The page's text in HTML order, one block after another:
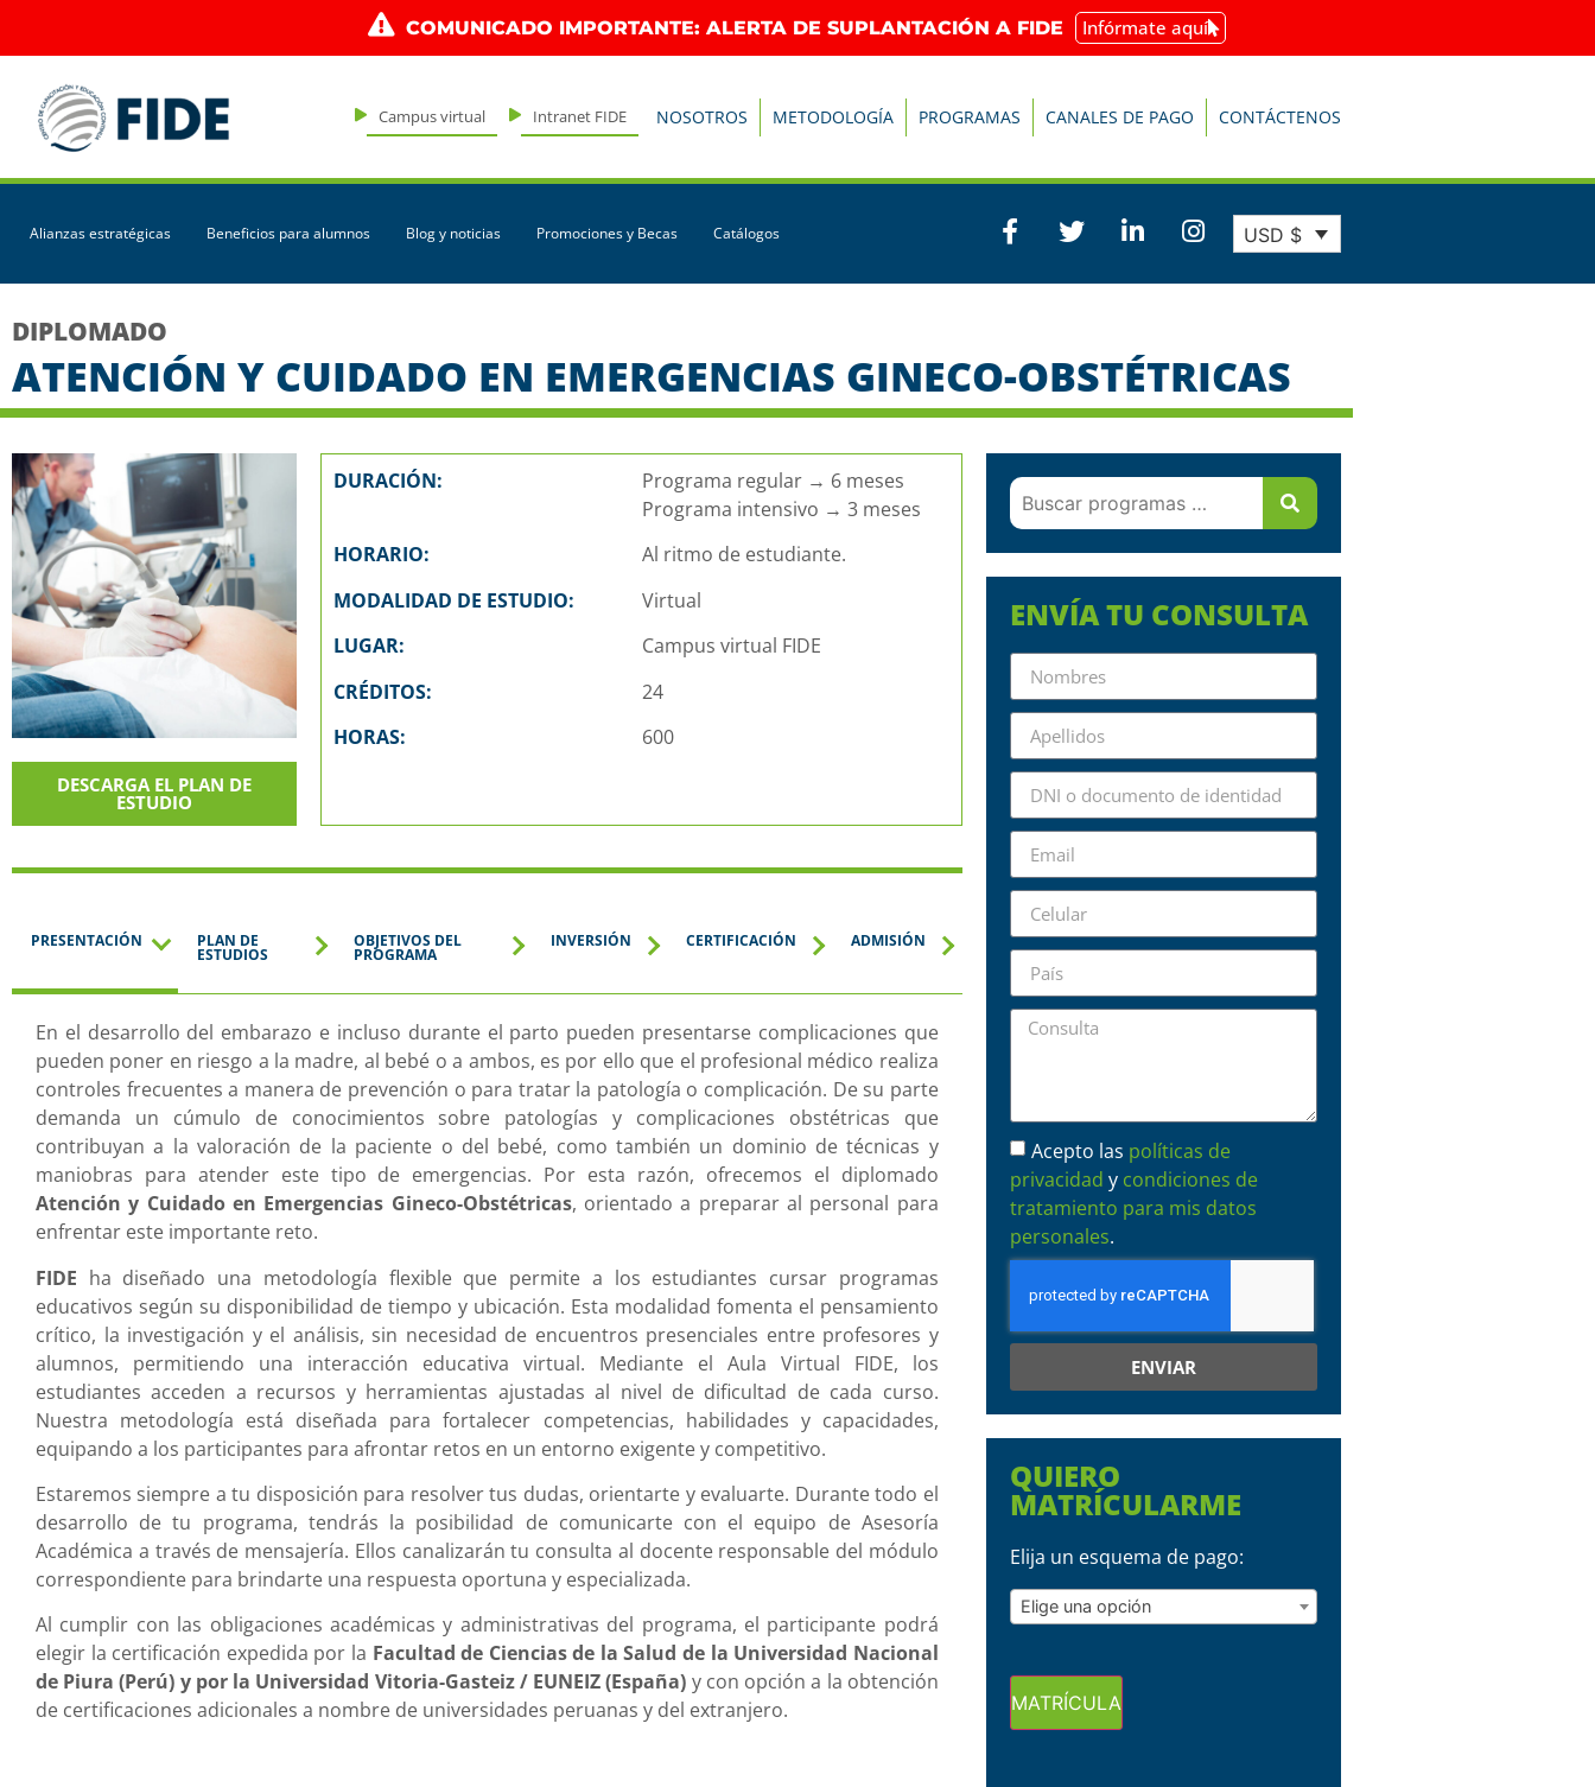
COMUNICADO IMPORTANTE: ALERTA DE SUPLANTACIÓN A FIDE Infórmate aquí
Campus virtual Intranet FIDE NOSOTROS METODOLOGÍA PROGRAMAS CANALES DE PAGO CONTÁCTENOS
Alianzas estratégicas Beneficios para alumnos Blog y noticias Promociones y Becas Catálogos USD $
DIPLOMADO
ATENCIÓN Y CUIDADO EN EMERGENCIAS GINECO-OBSTÉTRICAS
DESCARGA EL PLAN DE
ESTUDIO
DURACIÓN:
Programa regular → 6 meses
Programa intensivo → 3 meses
HORARIO:
Al ritmo de estudiante.
MODALIDAD DE ESTUDIO:
Virtual
LUGAR:
Campus virtual FIDE
CRÉDITOS:
24
HORAS:
600
PRESENTACIÓN PLAN DE
ESTUDIOS
OBJETIVOS DEL
PROGRAMA
INVERSIÓN CERTIFICACIÓN ADMISIÓN
En el desarrollo del embarazo e incluso durante el parto pueden presentarse complicaciones que
pueden poner en riesgo a la madre, al bebé o a ambos, es por ello que el profesional médico realiza
controles frecuentes a manera de prevención o para tratar la patología o complicación. De su parte
demanda un cúmulo de conocimientos sobre patologías y complicaciones obstétricas que
contribuyan a la valoración de la paciente o del bebé, como también un dominio de técnicas y
maniobras para atender este tipo de emergencias. Por esta razón, ofrecemos el diplomado
Atención y Cuidado en Emergencias Gineco-Obstétricas, orientado a preparar al personal para
enfrentar este importante reto.
FIDE ha diseñado una metodología flexible que permite a los estudiantes cursar programas
educativos según su disponibilidad de tiempo y ubicación. Esta modalidad fomenta el pensamiento
crítico, la investigación y el análisis, sin necesidad de encuentros presenciales entre profesores y
alumnos, permitiendo una interacción educativa virtual. Mediante el Aula Virtual FIDE, los
estudiantes acceden a recursos y herramientas ajustadas al nivel de dificultad de cada curso.
Nuestra metodología está diseñada para fortalecer competencias, habilidades y capacidades,
equipando a los participantes para afrontar retos en un entorno exigente y competitivo.
Estaremos siempre a tu disposición para resolver tus dudas, orientarte y evaluarte. Durante todo el
desarrollo de tu programa, tendrás la posibilidad de comunicarte con el equipo de Asesoría
Académica a través de mensajería. Ellos canalizarán tu consulta al docente responsable del módulo
correspondiente para brindarte una respuesta oportuna y especializada.
Al cumplir con las obligaciones académicas y administrativas del programa, el participante podrá
elegir la certificación expedida por la Facultad de Ciencias de la Salud de la Universidad Nacional
de Piura (Perú) y por la Universidad Vitoria-Gasteiz / EUNEIZ (España) y con opción a la obtención
de certificaciones adicionales a nombre de universidades peruanas y del extranjero.
ENVÍA TU CONSULTA
Acepto las políticas de
privacidad y condiciones de
tratamiento para mis datos
personales.
ENVIAR
QUIERO
MATRÍCULARME
Elija un esquema de pago:
Elige una opción
MATRÍCULA